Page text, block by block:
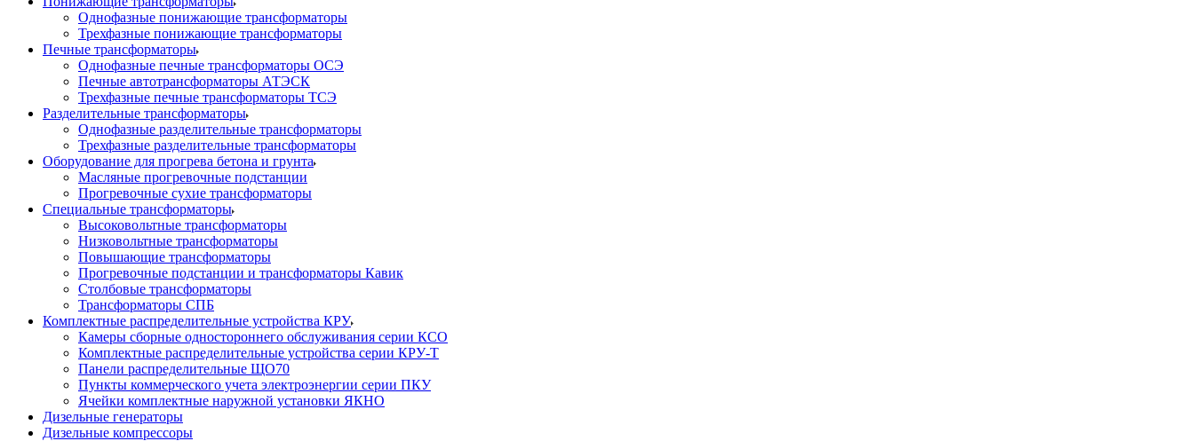
Однофазные понижающие трансформаторы
Трехфазные понижающие трансформаторы
Печные трансформаторы
Однофазные печные трансформаторы ОСЭ
Печные автотрансформаторы АТЭСК
Трехфазные печные трансформаторы ТСЭ
Разделительные трансформаторы
Однофазные разделительные трансформаторы
Трехфазные разделительные трансформаторы
Оборудование для прогрева бетона и грунта
Масляные прогревочные подстанции
Прогревочные сухие трансформаторы
Специальные трансформаторы
Высоковольтные трансформаторы
Низковольтные трансформаторы
Повышающие трансформаторы
Прогревочные подстанции и трансформаторы Кавик
Столбовые трансформаторы
Трансформаторы СПБ
Комплектные распределительные устройства КРУ
Камеры сборные одностороннего обслуживания серии КСО
Комплектные распределительные устройства серии КРУ-Т
Панели распределительные ЩО70
Пункты коммерческого учета электроэнергии серии ПКУ
Ячейки комплектные наружной установки ЯКНО
Дизельные генераторы
Дизельные компрессоры